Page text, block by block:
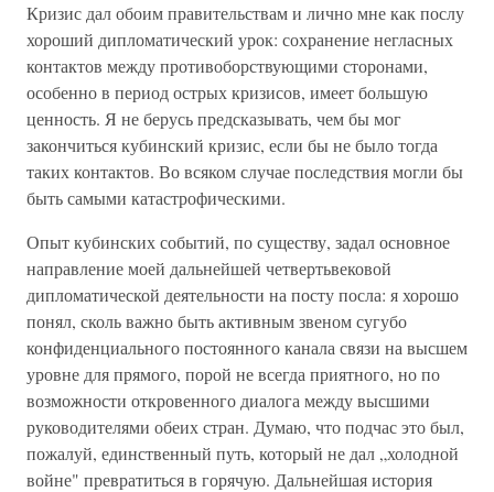
Кризис дал обоим правительствам и лично мне как послу
хороший дипломатический урок: сохранение негласных
контактов между противоборствующими сторонами,
особенно в период острых кризисов, имеет большую
ценность. Я не берусь предсказывать, чем бы мог
закончиться кубинский кризис, если бы не было тогда
таких контактов. Во всяком случае последствия могли бы
быть самыми катастрофическими.
Опыт кубинских событий, по существу, задал основное
направление моей дальнейшей четвертьвековой
дипломатической деятельности на посту посла: я хорошо
понял, сколь важно быть активным звеном сугубо
конфиденциального постоянного канала связи на высшем
уровне для прямого, порой не всегда приятного, но по
возможности откровенного диалога между высшими
руководителями обеих стран. Думаю, что подчас это был,
пожалуй, единственный путь, который не дал „холодной
войне" превратиться в горячую. Дальнейшая история